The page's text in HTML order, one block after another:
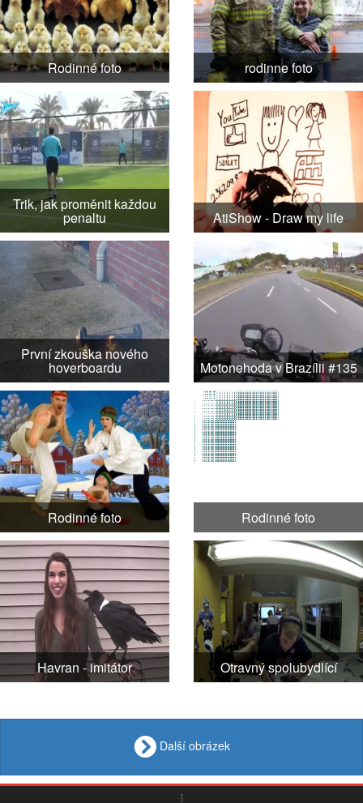
Rodinné foto rodinne foto
Trik, jak proměnit každou
penaltu AtiShow - Draw my life
První zkouška nového
hoverboardu Motonehoda v Brazílii #135
Rodinné foto Rodinné foto
Havran - imitátor Otravný spolubydlící
Další obrázek